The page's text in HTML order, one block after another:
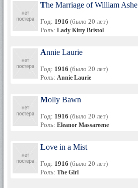
The Marriage of William Ashe
Год: 1916 (было 20 лет)
Роль: Lady Kitty Bristol
Annie Laurie
Год: 1916 (было 20 лет)
Роль: Annie Laurie
Molly Bawn
Год: 1916 (было 20 лет)
Роль: Eleanor Massareene
Love in a Mist
Год: 1916 (было 20 лет)
Роль: The Girl